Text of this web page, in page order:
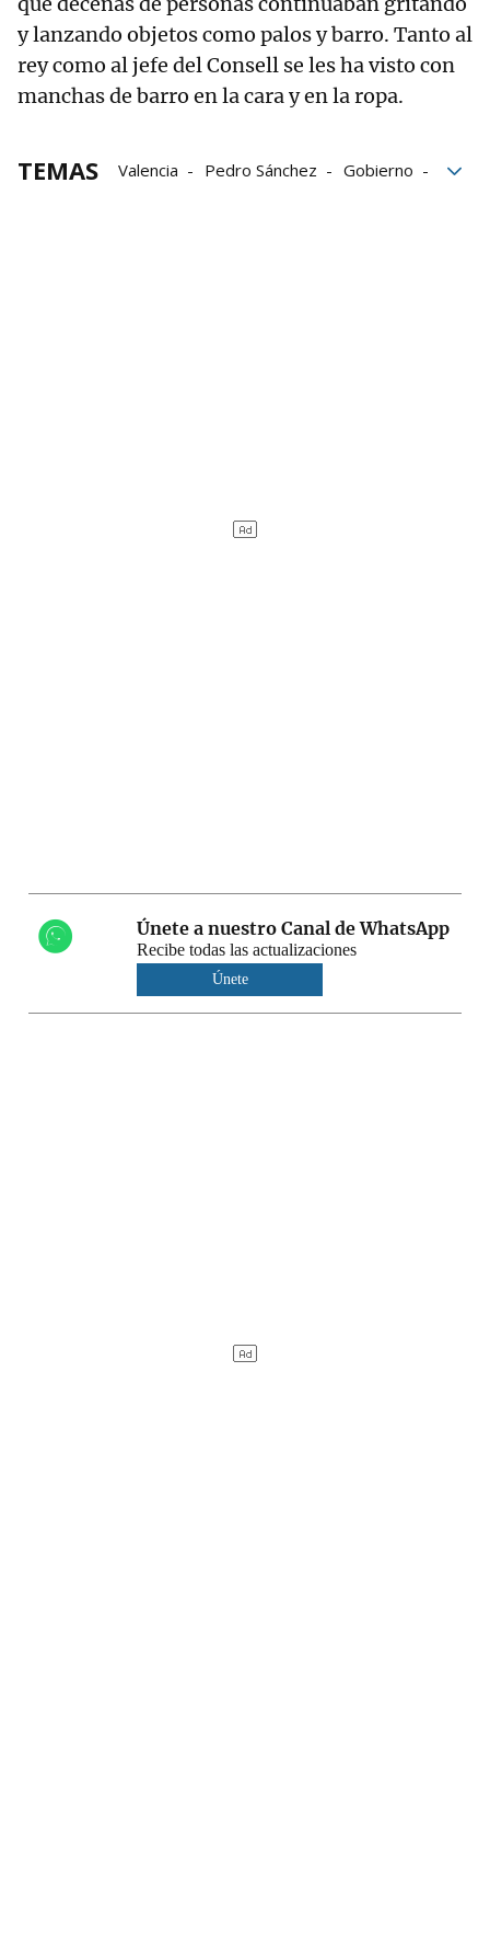
y lanzando objetos como palos y barro. Tanto al
rey como al jefe del Consell se les ha visto con
manchas de barro en la cara y en la ropa.
TEMAS Valencia Pedro Sánchez
Gobierno
Únete a nuestro Canal de WhatsApp
Recibe todas las actualizaciones
Únete